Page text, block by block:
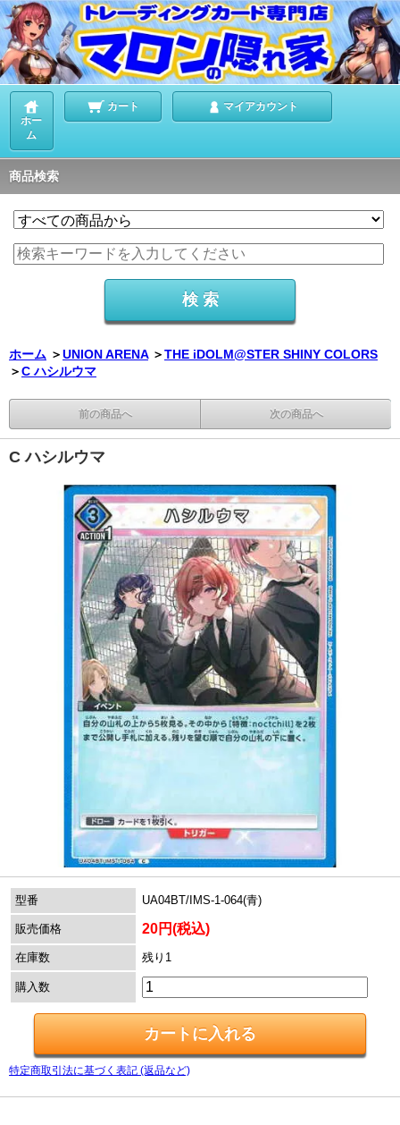
ホー
ム
カート マイアカウント
商品検索
ホーム ＞UNION ARENA ＞THE iDOLM@STER SHINY COLORS
＞C ハシルウマ
前の商品へ 次の商品へ
C ハシルウマ
型番 UA04BT/IMS-1-064(青)
販売価格 20円(税込)
在庫数 残り1
購入数
特定商取引法に基づく表記 (返品など)